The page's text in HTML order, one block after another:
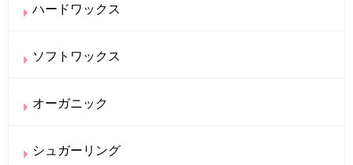
ハードワックス
ソフトワックス
オーガニック
シュガーリング